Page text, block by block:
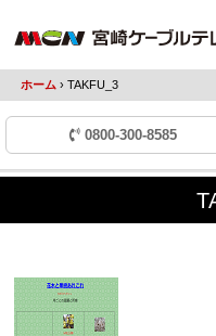
ホーム ›TAKFU_3
0800-300-8585